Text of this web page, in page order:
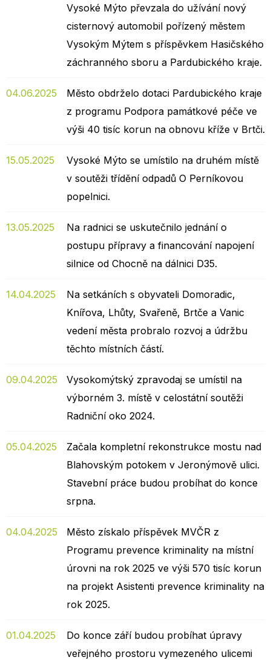
Vysoké Mýto převzala do užívání nový
cisternový automobil pořízený městem
Vysokým Mýtem s příspěvkem Hasičského
záchranného sboru a Pardubického kraje.
04.06.2025
Město obdrželo dotaci Pardubického kraje
z programu Podpora památkové péče ve
výši 40 tisíc korun na obnovu kříže v Brtči.
15.05.2025
Vysoké Mýto se umístilo na druhém místě
v soutěži třídění odpadů O Perníkovou
popelnici.
13.05.2025
Na radnici se uskutečnilo jednání o
postupu přípravy a financování napojení
silnice od Chocně na dálnici D35.
14.04.2025
Na setkáních s obyvateli Domoradic,
Knířova, Lhůty, Svařeně, Brtče a Vanic
vedení města probralo rozvoj a údržbu
těchto místních částí.
09.04.2025
Vysokomýtský zpravodaj se umístil na
výborném 3. místě v celostátní soutěži
Radniční oko 2024.
05.04.2025
Začala kompletní rekonstrukce mostu nad
Blahovským potokem v Jeronýmově ulici.
Stavební práce budou probíhat do konce
srpna.
04.04.2025
Město získalo příspěvek MVČR z
Programu prevence kriminality na místní
úrovni na rok 2025 ve výši 570 tisíc korun
na projekt Asistenti prevence kriminality na
rok 2025.
01.04.2025
Do konce září budou probíhat úpravy
veřejného prostoru vymezeného ulicemi